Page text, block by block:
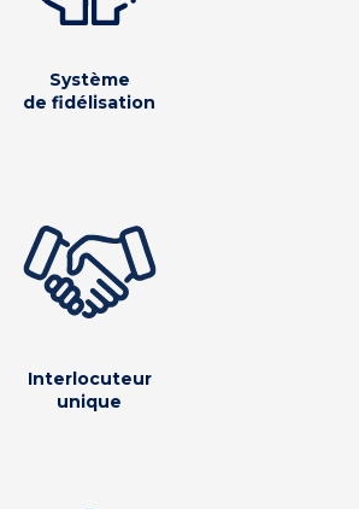
Système
de fidélisation
Interlocuteur
unique